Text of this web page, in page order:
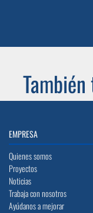
EMPRESA
Quienes somos
Proyectos
Noticias
Trabaja con nosotros
Ayúdanos a mejorar